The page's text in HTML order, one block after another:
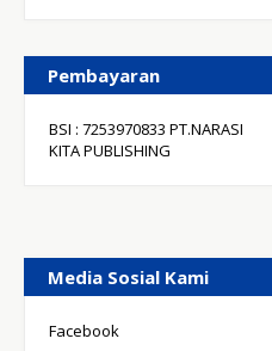
Pembayaran
BSI : 7253970833 PT.NARASI
KITA PUBLISHING
Media Sosial Kami
Facebook